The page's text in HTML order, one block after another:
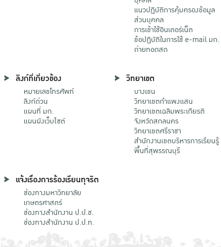
แนวปฏิบัติการคุ้มครองข้อมูล
ส่วนบุคคล
การเข้าใช้อินเตอร์เน็ต
ข้อปฏิบัติในการใช้ e-mail มก.
ถ่ายทอดสด
ลิงก์ที่เกี่ยวข้อง
หมายเลขโทรศัพท์
ลิงก์ด่วน
แผนที่ มก.
แผนผังเว็บไซต์
วิทยาเขต
บางเขน
วิทยาเขตกําแพงแสน
วิทยาเขตเฉลิมพระเกียรติ
จังหวัดสกลนคร
วิทยาเขตศรีราชา
สำนักงานเขตบริหารการเรียนรู้
พื้นที่สุพรรณบุรี
แจ้งเรื่องการร้องเรียนทุจริต
ช่องทางมหาวิทยาลัย
เกษตรศาสตร์
ช่องทางสำนักงาน ป.ป.ช.
ช่องทางสำนักงาน ป.ป.ท.